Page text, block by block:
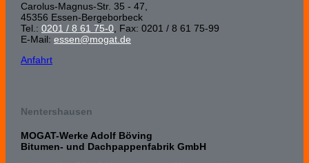
Carolus-Magnus-Str. 35 - 47,
45356 Essen-Bergeborbeck
Tel.: 0201 / 8 61 75-0, Fax: 0201 / 8 61 75-99
E-Mail: essen@mogat.de
Anfahrt
Nentershausen
MOGAT-Werke Adolf Böving
Bitumen- und Dachpappenfabrik GmbH